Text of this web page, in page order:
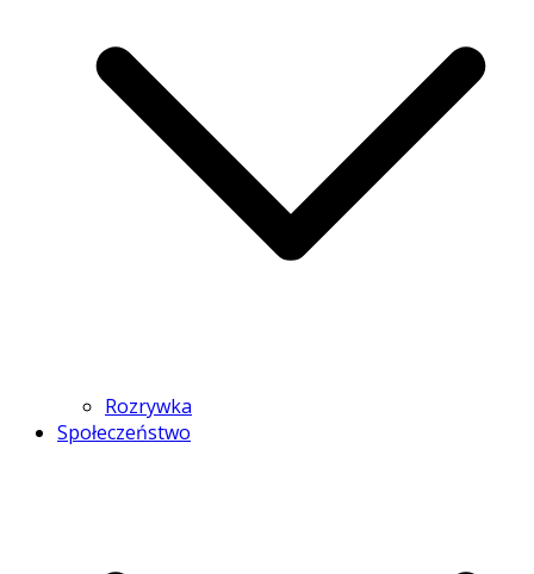
Rozrywka
Społeczeństwo